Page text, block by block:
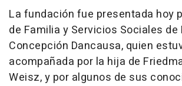
La fundación fue presentada hoy
de Familia y Servicios Sociales de
Concepción Dancausa, quien
acompañada por la hija de
Weisz, y por algunos de sus